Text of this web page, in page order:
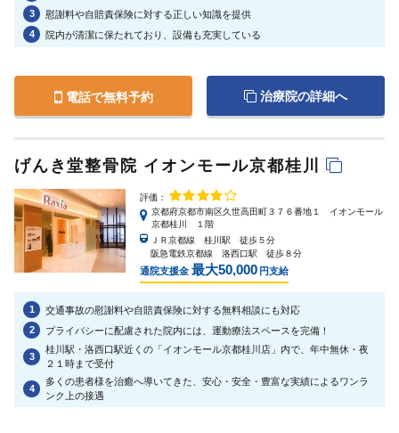
3
慰謝料や自賠責保険に対する正しい知識を提供
4
院内が清潔に保たれており、設備も充実している
電話で無料予約 治療院の詳細へ
げんき堂整骨院 イオンモール京都桂川
評価：
京都府京都市南区久世高田町３７６番地１ イオンモール
京都桂川 １階
ＪＲ京都線 桂川駅 徒歩５分
阪急電鉄京都線 洛西口駅 徒歩８分
通院支援金 最大50,000 円支給
1
交通事故の慰謝料や自賠責保険に対する無料相談にも対応
2
プライバシーに配慮された院内には、運動療法スペースを完備！
3
桂川駅・洛西口駅近くの「イオンモール京都桂川店」内で、年中無休・夜
２１時まで受付
4
多くの患者様を治癒へ導いてきた、安心・安全・豊富な実績によるワンラ
ンク上の接遇